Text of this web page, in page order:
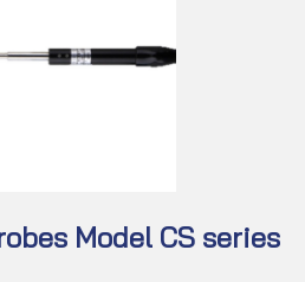
Model CS series